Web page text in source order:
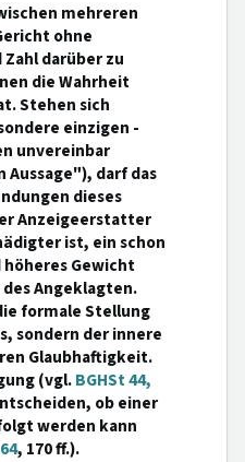
mehreren
ohne
darüber zu
die Wahrheit
Stehen sich
einzigen -
unvereinbar
Aussage"), darf das
dieses
Anzeigeerstatter
ist, ein schon
höheres Gewicht
des Angeklagten.
formale Stellung
sondern der innere
Glaubhaftigkeit.
(vgl.BGHSt 44,
ob einer
werden kann
, 170 ff.).